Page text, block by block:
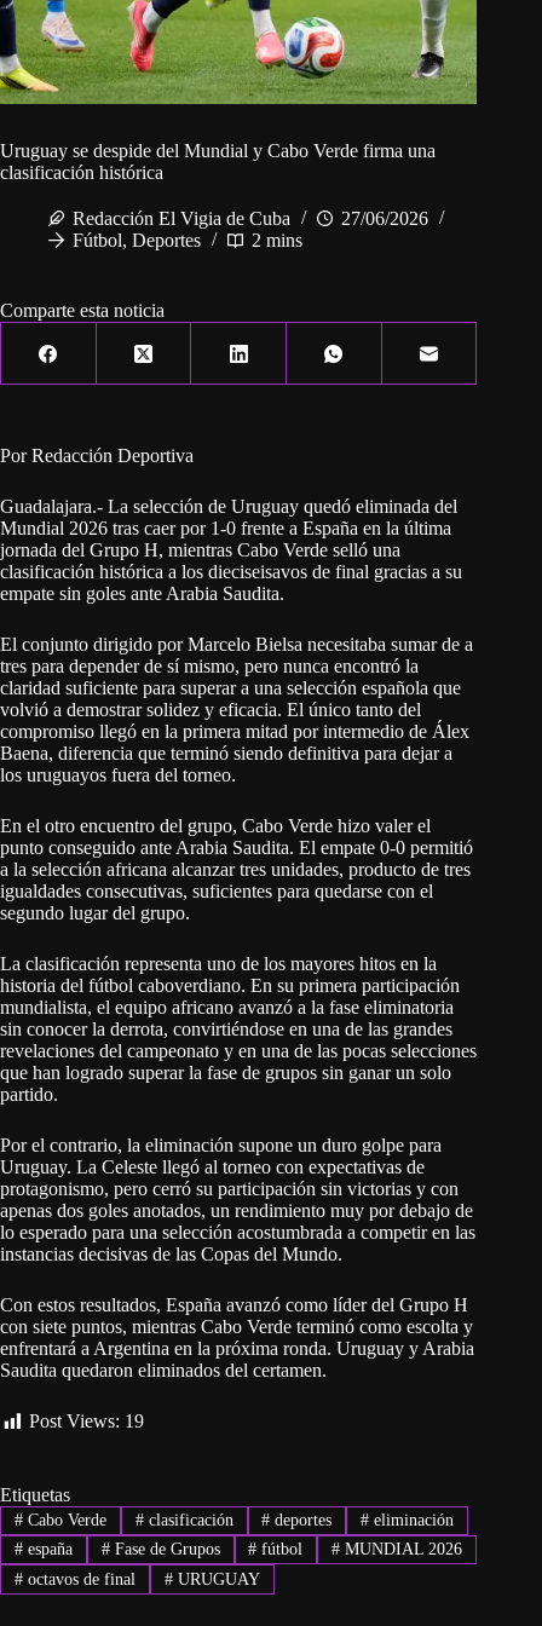
Uruguay se despide del Mundial y Cabo Verde firma una
clasificación histórica
Redacción El Vigia de Cuba
27/06/2026
Fútbol, Deportes 2 mins
Comparte esta noticia
Por Redacción Deportiva
Guadalajara.- La selección de Uruguay quedó eliminada del
Mundial 2026 tras caer por 1-0 frente a España en la última
jornada del Grupo H, mientras Cabo Verde selló una
clasificación histórica a los dieciseisavos de final gracias a su
empate sin goles ante Arabia Saudita.
El conjunto dirigido por Marcelo Bielsa necesitaba sumar de a
tres para depender de sí mismo, pero nunca encontró la
claridad suficiente para superar a una selección española que
volvió a demostrar solidez y eficacia. El único tanto del
compromiso llegó en la primera mitad por intermedio de Álex
Baena, diferencia que terminó siendo definitiva para dejar a
los uruguayos fuera del torneo.
En el otro encuentro del grupo, Cabo Verde hizo valer el
punto conseguido ante Arabia Saudita. El empate 0-0 permitió
a la selección africana alcanzar tres unidades, producto de tres
igualdades consecutivas, suficientes para quedarse con el
segundo lugar del grupo.
La clasificación representa uno de los mayores hitos en la
historia del fútbol caboverdiano. En su primera participación
mundialista, el equipo africano avanzó a la fase eliminatoria
sin conocer la derrota, convirtiéndose en una de las grandes
revelaciones del campeonato y en una de las pocas selecciones
que han logrado superar la fase de grupos sin ganar un solo
partido.
Por el contrario, la eliminación supone un duro golpe para
Uruguay. La Celeste llegó al torneo con expectativas de
protagonismo, pero cerró su participación sin victorias y con
apenas dos goles anotados, un rendimiento muy por debajo de
lo esperado para una selección acostumbrada a competir en las
instancias decisivas de las Copas del Mundo.
Con estos resultados, España avanzó como líder del Grupo H
con siete puntos, mientras Cabo Verde terminó como escolta y
enfrentará a Argentina en la próxima ronda. Uruguay y Arabia
Saudita quedaron eliminados del certamen.
Post Views: 19
Etiquetas
#Cabo Verde #clasificación # deportes # eliminación
#españa #Fase de Grupos # fútbol # MUNDIAL 2026
#octavos de final #URUGUAY